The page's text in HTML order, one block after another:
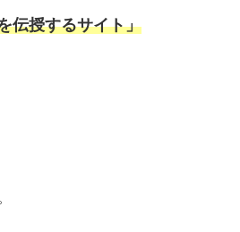
伝授するサイト」